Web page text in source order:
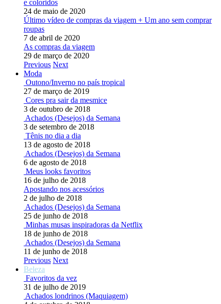
e coloridos
24 de maio de 2020
Último vídeo de compras da viagem + Um ano sem comprar
roupas
7 de abril de 2020
As compras da viagem
29 de março de 2020
Previous Next
Moda
Outono/Inverno no país tropical
27 de março de 2019
Cores pra sair da mesmice
3 de outubro de 2018
Achados (Desejos) da Semana
3 de setembro de 2018
Tênis no dia a dia
13 de agosto de 2018
Achados (Desejos) da Semana
6 de agosto de 2018
Meus looks favoritos
16 de julho de 2018
Apostando nos acessórios
2 de julho de 2018
Achados (Desejos) da Semana
25 de junho de 2018
Minhas musas inspiradoras da Netflix
18 de junho de 2018
Achados (Desejos) da Semana
11 de junho de 2018
Previous Next
Beleza
Favoritos da vez
31 de julho de 2019
Achados londrinos (Maquiagem)